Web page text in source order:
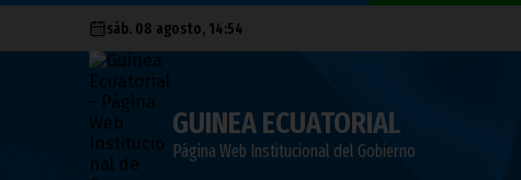
sáb. 08 agosto, 14:54
GUINEA ECUATORIAL
Página Web Institucional del Gobierno